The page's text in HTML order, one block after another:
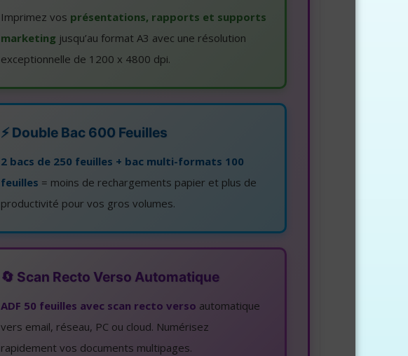
Imprimez vos présentations, rapports et supports
marketing jusqu’au format A3 avec une résolution
exceptionnelle de 1200 x 4800 dpi.
⚡ Double Bac 600 Feuilles
2 bacs de 250 feuilles + bac multi-formats 100
feuilles = moins de rechargements papier et plus de
productivité pour vos gros volumes.
🔄 Scan Recto Verso Automatique
ADF 50 feuilles avec scan recto verso automatique
vers email, réseau, PC ou cloud. Numérisez
rapidement vos documents multipages.